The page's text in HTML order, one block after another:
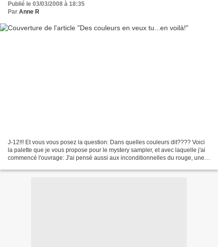
Publié le 03/03/2008 à 18:35
Par Anne R
J-12!!! Et vous vous posez la question: Dans quelles couleurs dit???? Voici
la palette que je vous propose pour le mystery sampler, et avec laquelle j'ai
commencé l'ouvrage: J'ai pensé aussi aux inconditionnelles du rouge, une